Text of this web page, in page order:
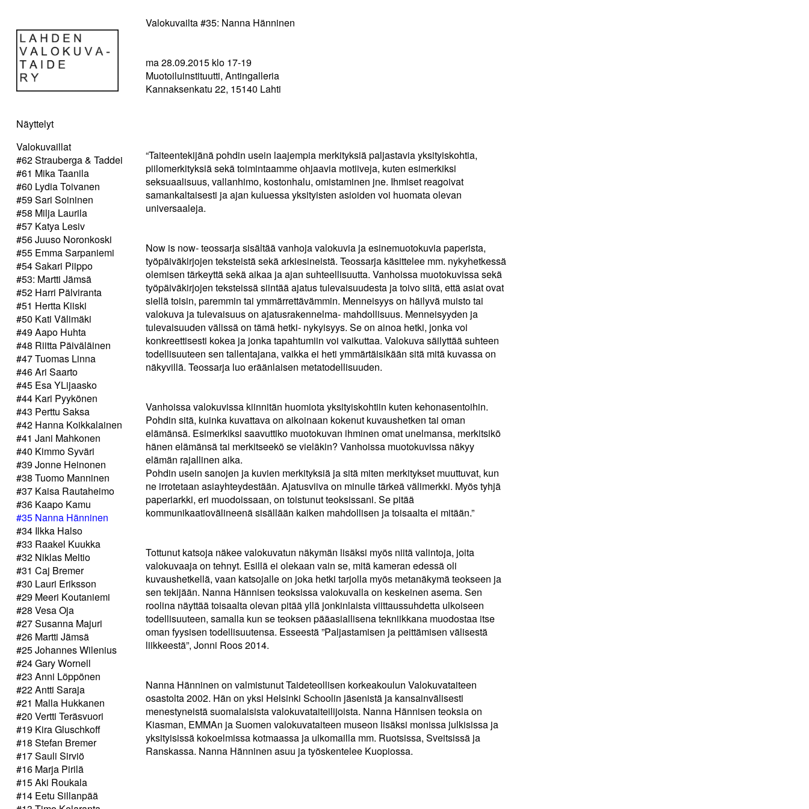
Näyttelyt
Valokuvaillat
#62 Strauberga & Taddei
#61 Mika Taanila
#60 Lydia Toivanen
#59 Sari Soininen
#58 Milja Laurila
#57 Katya Lesiv
#56 Juuso Noronkoski
#55 Emma Sarpaniemi
#54 Sakari Piippo
#53: Martti Jämsä
#52 Harri Pälviranta
#51 Hertta Kiiski
#50 Kati Välimäki
#49 Aapo Huhta
#48 Riitta Päiväläinen
#47 Tuomas Linna
#46 Ari Saarto
#45 Esa YLijaasko
#44 Kari Pyykönen
#43 Perttu Saksa
#42 Hanna Koikkalainen
#41 Jani Mahkonen
#40 Kimmo Syväri
#39 Jonne Heinonen
#38 Tuomo Manninen
#37 Kaisa Rautaheimo
#36 Kaapo Kamu
#35 Nanna Hänninen
#34 Ilkka Halso
#33 Raakel Kuukka
#32 Niklas Meltio
#31 Caj Bremer
#30 Lauri Eriksson
#29 Meeri Koutaniemi
#28 Vesa Oja
#27 Susanna Majuri
#26 Martti Jämsä
#25 Johannes Wilenius
#24 Gary Wornell
#23 Anni Löppönen
#22 Antti Saraja
#21 Malla Hukkanen
#20 Vertti Teräsvuori
#19 Kira Gluschkoff
#18 Stefan Bremer
#17 Sauli Sirviö
#16 Marja Pirilä
#15 Aki Roukala
#14 Eetu Sillanpää
Valokuvailta #35: Nanna Hänninen
ma 28.09.2015 klo 17-19
Muotoiluinstituutti, Antingalleria
Kannaksenkatu 22, 15140 Lahti
“Taiteentekijänä pohdin usein laajempia merkityksiä paljastavia yksityiskohtia,
piilomerkityksiä sekä toimintaamme ohjaavia motiiveja, kuten esimerkiksi
seksuaalisuus, vallanhimo, kostonhalu, omistaminen jne. Ihmiset reagoivat
samankaltaisesti ja ajan kuluessa yksityisten asioiden voi huomata olevan
universaaleja.
Now is now- teossarja sisältää vanhoja valokuvia ja esinemuotokuvia paperista,
työpäiväkirjojen teksteistä sekä arkiesineistä. Teossarja käsittelee mm. nykyhetkessä
olemisen tärkeyttä sekä aikaa ja ajan suhteellisuutta. Vanhoissa muotokuvissa sekä
työpäiväkirjojen teksteissä siintää ajatus tulevaisuudesta ja toivo siitä, että asiat ovat
siellä toisin, paremmin tai ymmärrettävämmin. Menneisyys on häilyvä muisto tai
valokuva ja tulevaisuus on ajatusrakennelma- mahdollisuus. Menneisyyden ja
tulevaisuuden välissä on tämä hetki- nykyisyys. Se on ainoa hetki, jonka voi
konkreettisesti kokea ja jonka tapahtumiin voi vaikuttaa. Valokuva säilyttää suhteen
todellisuuteen sen tallentajana, vaikka ei heti ymmärtäisikään sitä mitä kuvassa on
näkyvillä. Teossarja luo eräänlaisen metatodellisuuden.
Vanhoissa valokuvissa kiinnitän huomiota yksityiskohtiin kuten kehonasentoihin.
Pohdin sitä, kuinka kuvattava on aikoinaan kokenut kuvaushetken tai oman
elämänsä. Esimerkiksi saavuttiko muotokuvan ihminen omat unelmansa, merkitsikö
hänen elämänsä tai merkitseekö se vieläkin? Vanhoissa muotokuvissa näkyy
elämän rajallinen aika.
Pohdin usein sanojen ja kuvien merkityksiä ja sitä miten merkitykset muuttuvat, kun
ne irrotetaan asiayhteydestään. Ajatusviiva on minulle tärkeä välimerkki. Myös tyhjä
paperiarkki, eri muodoissaan, on toistunut teoksissani. Se pitää
kommunikaatiovälineenä sisällään kaiken mahdollisen ja toisaalta ei mitään.”
Tottunut katsoja näkee valokuvatun näkymän lisäksi myös niitä valintoja, joita
valokuvaaja on tehnyt. Esillä ei olekaan vain se, mitä kameran edessä oli
kuvaushetkellä, vaan katsojalle on joka hetki tarjolla myös metanäkymä teokseen ja
sen tekijään. Nanna Hännisen teoksissa valokuvalla on keskeinen asema. Sen
roolina näyttää toisaalta olevan pitää yllä jonkinlaista viittaussuhdetta ulkoiseen
todellisuuteen, samalla kun se teoksen pääasiallisena tekniikkana muodostaa itse
oman fyysisen todellisuutensa. Esseestä ”Paljastamisen ja peittämisen välisestä
liikkeestä”, Jonni Roos 2014.
Nanna Hänninen on valmistunut Taideteollisen korkeakoulun Valokuvataiteen
osastolta 2002. Hän on yksi Helsinki Schoolin jäsenistä ja kansainvälisesti
menestyneistä suomalaisista valokuvataiteilijoista. Nanna Hännisen teoksia on
Kiasman, EMMAn ja Suomen valokuvataiteen museon lisäksi monissa julkisissa ja
yksityisissä kokoelmissa kotmaassa ja ulkomailla mm. Ruotsissa, Sveitsissä ja
Ranskassa. Nanna Hänninen asuu ja työskentelee Kuopiossa.